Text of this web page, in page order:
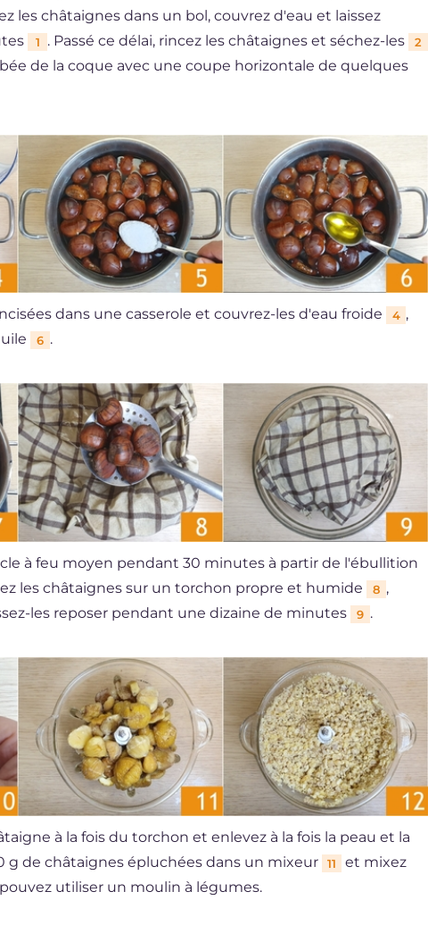
les châtaignes dans un bol, couvrez d'eau et laissez
1 . Passé ce délai, rincez les châtaignes et séchez-les 2
de la coque avec une coupe horizontale de quelques
dans une casserole et couvrez-les d'eau froide 4 ,
6 .
à feu moyen pendant 30 minutes à partir de l'ébullition
les châtaignes sur un torchon propre et humide 8 ,
les reposer pendant une dizaine de minutes
9 .
à la fois du torchon et enlevez à la fois la peau et la
g de châtaignes épluchées dans un mixeur 11 et mixez
utiliser un moulin à légumes.